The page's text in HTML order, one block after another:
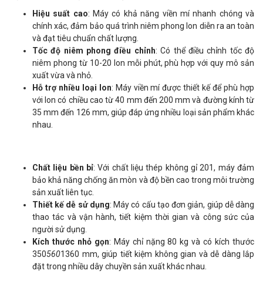
Hiệu suất cao: Máy có khả năng viền mí nhanh chóng và
chính xác, đảm bảo quá trình niêm phong lon diễn ra an toàn
và đạt tiêu chuẩn chất lượng.
Tốc độ niêm phong điều chỉnh: Có thể điều chỉnh tốc độ
niêm phong từ 10-20 lon mỗi phút, phù hợp với quy mô sản
xuất vừa và nhỏ.
Hỗ trợ nhiều loại lon: Máy viền mí được thiết kế để phù hợp
với lon có chiều cao từ 40 mm đến 200 mm và đường kính từ
35 mm đến 126 mm, giúp đáp ứng nhiều loại sản phẩm khác
nhau.
Chất liệu bền bỉ: Với chất liệu thép không gỉ 201, máy đảm
bảo khả năng chống ăn mòn và độ bền cao trong môi trường
sản xuất liên tục.
Thiết kế dễ sử dụng: Máy có cấu tạo đơn giản, giúp dễ dàng
thao tác và vận hành, tiết kiệm thời gian và công sức của
người sử dụng.
Kích thước nhỏ gọn: Máy chỉ nặng 80 kg và có kích thước
3505601360 mm, giúp tiết kiệm không gian và dễ dàng lắp
đặt trong nhiều dây chuyền sản xuất khác nhau.